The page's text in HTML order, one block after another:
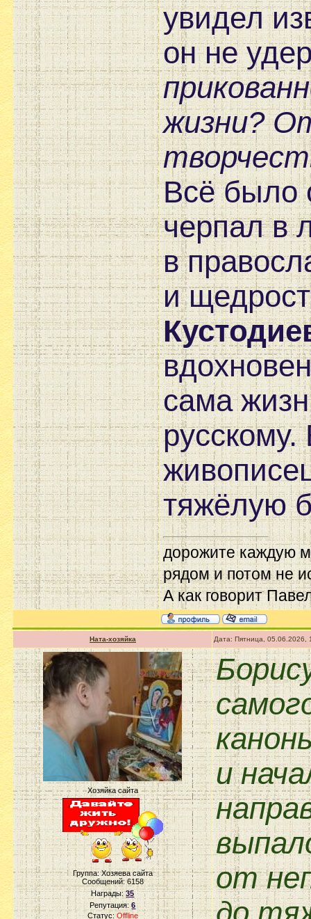
увидел
он не
жизни?
Всё было
черпал в
в
и
сама
русскому.
тяжёлую
дорожите каждую
рядом и потом не
А как говорит
Ната-хозяйка Дата: Пятница,
Хозяйка сайта
Группа: Хозяева сайта
Сообщений:6158
Награды:35
Репутация:6
Статус:Offline
и
от